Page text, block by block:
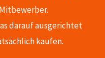
darauf ausgerichtet
kaufen.